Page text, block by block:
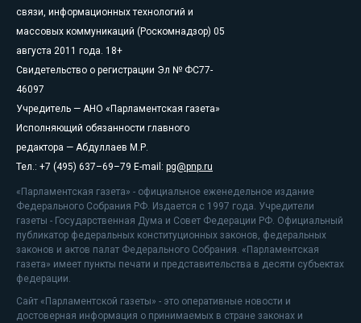
связи, информационных технологий и
массовых коммуникаций (Роскомнадзор) 05
августа 2011 года. 18+
Свидетельство о регистрации Эл № ФС77-
46097
Учредитель — АНО «Парламентская газета»
Исполняющий обязанности главного
редактора — Абдуллаев М.Р.
Тел.: +7 (495) 637–69–79 E-mail: pg@pnp.ru
«Парламентская газета» - официальное еженедельное издание
Федерального Собрания РФ. Издается с 1997 года. Учредители
газеты - Государственная Дума и Совет Федерации РФ. Официальный
публикатор федеральных конституционных законов, федеральных
законов и актов палат Федерального Собрания. «Парламентская
газета» имеет пункты печати и представительства в десяти субъектах
федерации.
Сайт «Парламентской газеты» - это оперативные новости и
достоверная информация о принимаемых в стране законах и